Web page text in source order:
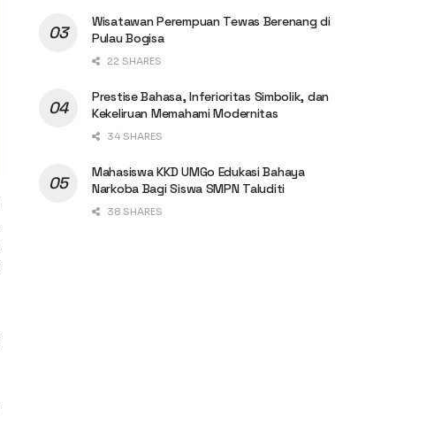
Wisatawan Perempuan Tewas Berenang di
Pulau Bogisa
22 SHARES
Prestise Bahasa, Inferioritas Simbolik, dan
Kekeliruan Memahami Modernitas
34 SHARES
Mahasiswa KKD UMGo Edukasi Bahaya
Narkoba Bagi Siswa SMPN Taluditi
38 SHARES